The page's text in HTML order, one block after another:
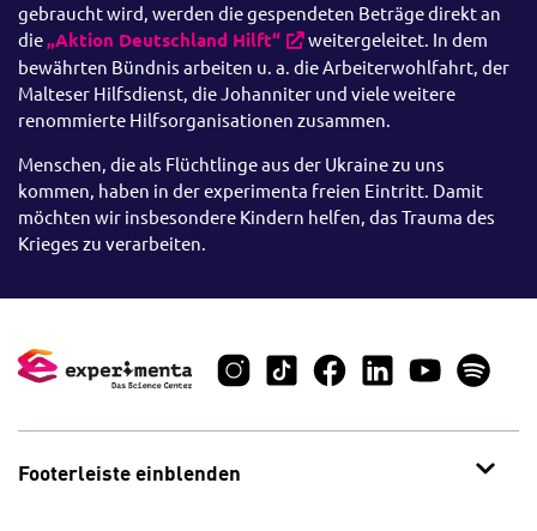
gebraucht wird, werden die gespendeten Beträge direkt an
die„Aktion Deutschland Hilft“
weitergeleitet. In dem
bewährten Bündnis arbeiten u. a. die Arbeiterwohlfahrt, der
Malteser Hilfsdienst, die Johanniter und viele weitere
renommierte Hilfsorganisationen zusammen.
Menschen, die als Flüchtlinge aus der Ukraine zu uns
kommen, haben in der experimenta freien Eintritt. Damit
möchten wir insbesondere Kindern helfen, das Trauma des
Krieges zu verarbeiten.
Footerleiste einblenden